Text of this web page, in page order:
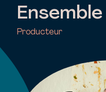
Producteur